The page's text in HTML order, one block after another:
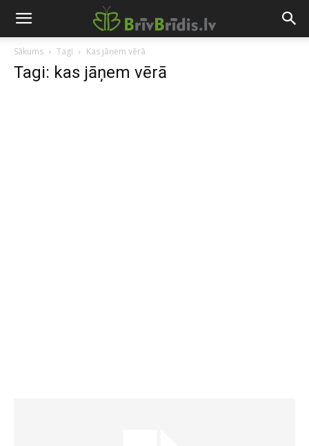
Sākums Tagi Kas jāņem vērā
Tagi: kas jāņem vērā